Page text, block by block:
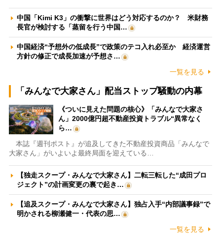
中国「Kimi K3」の衝撃に世界はどう対応するのか？ 米財務
長官が検討する「蒸留を行う中国…
中国経済“予想外の低成長”で政策のテコ入れ必至か 経済運営
方針の修正で成長加速が予想さ…
一覧を見る
「みんなで大家さん」配当ストップ騒動の内幕
《ついに見えた問題の核心》「みんなで大家さ
ん」2000億円超不動産投資トラブル“異常なく
ら…
本誌『週刊ポスト』が追及してきた不動産投資商品「みんなで
大家さん」がいよいよ最終局面を迎えている…
【独走スクープ・みんなで大家さん】二転三転した“成田プロ
ジェクト”の計画変更の裏で起き…
【追及スクープ・みんなで大家さん】独占入手“内部議事録”で
明かされる柳瀬健一・代表の思…
一覧を見る